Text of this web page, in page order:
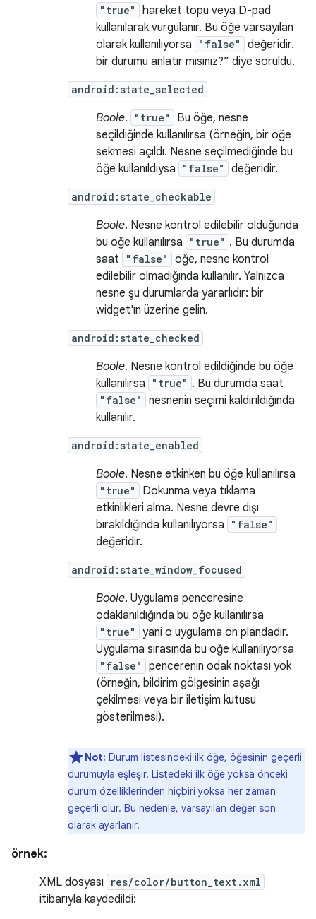
"true"
hareket topu veya D-pad
kullanılarak vurgulanır. Bu öğe varsayılan
olarak kullanılıyorsa
"false"
değeridir.
bir durumu anlatır mısınız?” diye soruldu.
android:state_selected
Boole. "true"
Bu öğe, nesne
seçildiğinde kullanılırsa (örneğin, bir öğe
sekmesi açıldı. Nesne seçilmediğinde bu
öğe kullanıldıysa
"false" değeridir.
android:state_checkable
Boole. Nesne kontrol edilebilir olduğunda
bu öğe kullanılırsa
"true" . Bu durumda
saat
"false"
öğe, nesne kontrol
edilebilir olmadığında kullanılır. Yalnızca
nesne şu durumlarda yararlıdır: bir
widget'ın üzerine gelin.
android:state_checked
Boole. Nesne kontrol edildiğinde bu öğe
kullanılırsa
"true" . Bu durumda saat
"false"
nesnenin seçimi kaldırıldığında
kullanılır.
android:state_enabled
Boole. Nesne etkinken bu öğe kullanılırsa
"true"
Dokunma veya tıklama
etkinlikleri alma. Nesne devre dışı
bırakıldığında kullanılıyorsa
"false"
değeridir.
android:state_window_focused
Boole. Uygulama penceresine
odaklanıldığında bu öğe kullanılırsa
"true"
yani o uygulama ön plandadır.
Uygulama sırasında bu öğe kullanılıyorsa
"false"
pencerenin odak noktası yok
(örneğin, bildirim gölgesinin aşağı
çekilmesi veya bir iletişim kutusu
gösterilmesi).
Not: Durum listesindeki ilk öğe, öğesinin geçerli
durumuyla eşleşir. Listedeki ilk öğe yoksa önceki
durum özelliklerinden hiçbiri yoksa her zaman
geçerli olur. Bu nedenle, varsayılan değer son
olarak ayarlanır.
örnek:
XML dosyası
res/color/button_text.xml
itibarıyla kaydedildi: